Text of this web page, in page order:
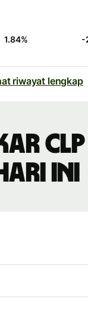
1.84% -
riwayat lengkap
CLP
ini